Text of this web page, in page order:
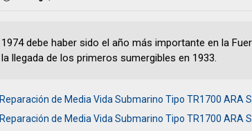
1974 debe haber sido el año más importante en la
la llegada de los primeros sumergibles en 1933.
Reparación de Media Vida Submarino Tipo TR1700 ARA
Reparación de Media Vida Submarino Tipo TR1700 ARA